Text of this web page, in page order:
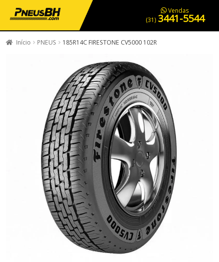
PNEUS EM OFERTA SERVIÇOS AUTOMOTIVOS NOSSA LOJA
Vendas
(31) 3441-5544
Início PNEUS 185R14C FIRESTONE CV5000 102R